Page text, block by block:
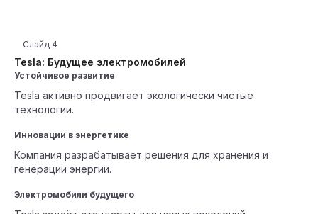
Tesla: Будущее электромобилей
Слайд 4
Устойчивое развитие
Tesla активно продвигает экологически чистые
технологии.
Инновации в энергетике
Компания разрабатывает решения для хранения и
генерации энергии.
Электромобили будущего